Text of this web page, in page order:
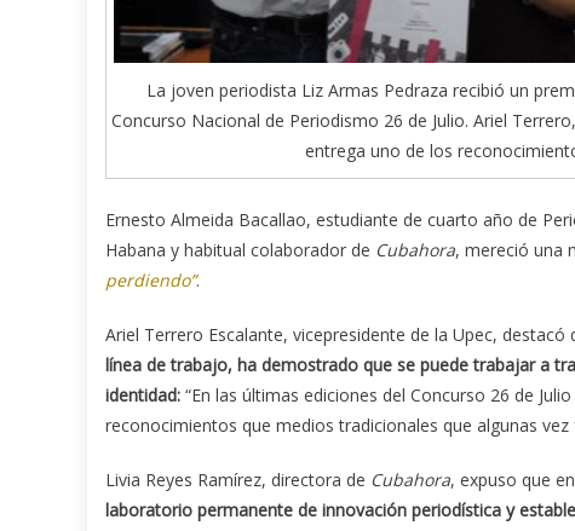
La joven periodista Liz Armas Pedraza recibió un
Concurso Nacional de Periodismo 26 de Julio. Ariel
entrega uno de los
Ernesto Almeida Bacallao, estudiante de cuarto año de
Habana y habitual colaborador de Cubahora, mereció una
perdiendo”.
Ariel Terrero Escalante, vicepresidente de la Upec,
línea de trabajo, ha demostrado que se puede trabajar a
identidad: “En las últimas ediciones del Concurso 26 de
reconocimientos que medios tradicionales que algunas
Livia Reyes Ramírez, directora de Cubahora, expuso que
laboratorio permanente de innovación periodística y